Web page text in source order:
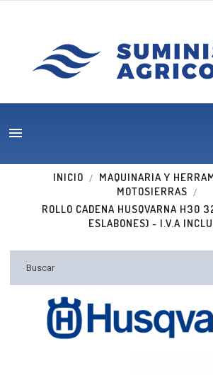

INICIO
MAQUINARIA Y
MOTOSIERRAS
ROLLO CADENA HUSQVARNA H30
ESLABONES) - I.V.A